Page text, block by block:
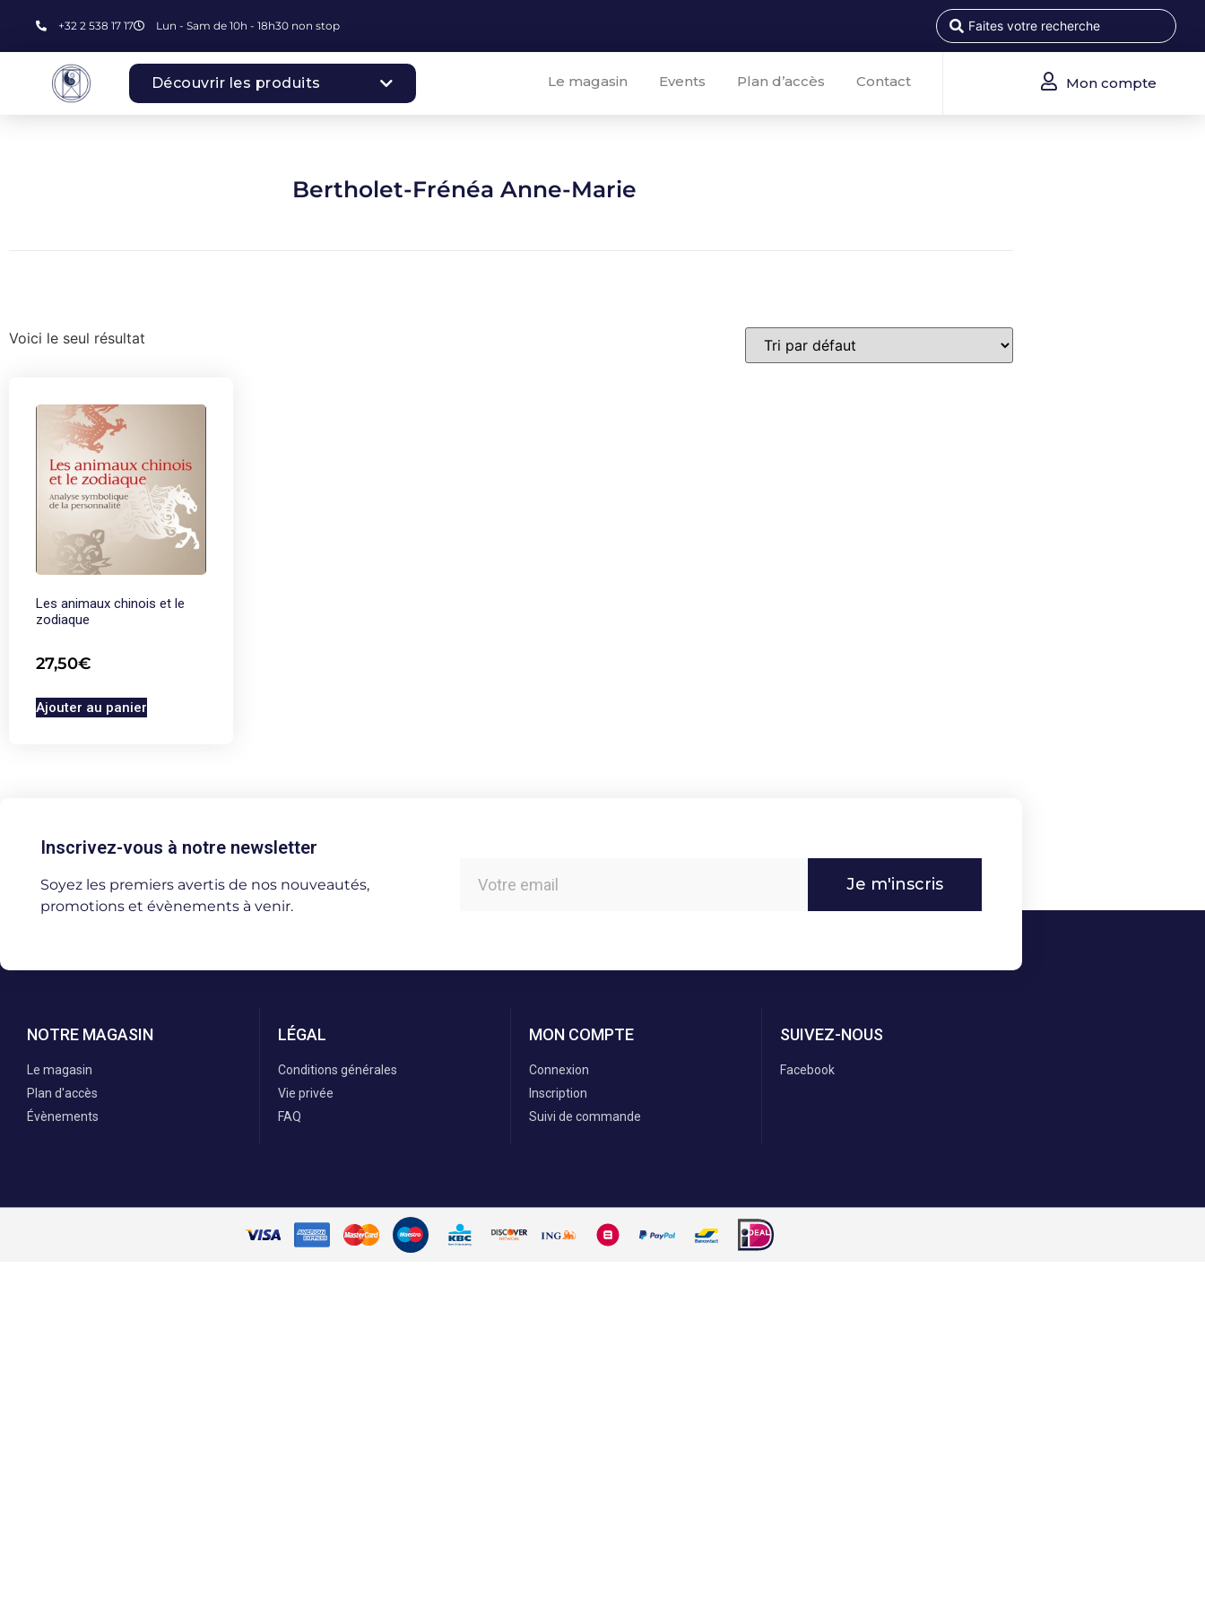
+32 2 538 17 17 Lun - Sam de 10h - 18h30 non stop
Découvrir les produits Le magasin Events Plan d’accès Contact Mon compte
Bertholet-Frénéa Anne-Marie
Voici le seul résultat
Les animaux chinois et le
zodiaque
27,50€
Ajouter au panier
Inscrivez-vous à notre newsletter
Soyez les premiers avertis de nos nouveautés,
promotions et évènements à venir.
Je m'inscris
NOTRE MAGASIN
Le magasin
Plan d'accès
Évènements
LÉGAL
Conditions générales
Vie privée
FAQ
MON COMPTE
Connexion
Inscription
Suivi de commande
SUIVEZ-NOUS
Facebook